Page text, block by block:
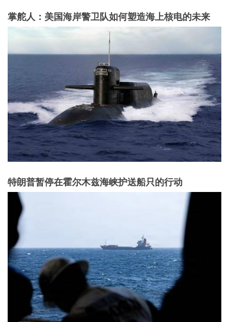
掌舵人：美国海岸警卫队如何塑造海上核电的未来
特朗普暂停在霍尔木兹海峡护送船只的行动